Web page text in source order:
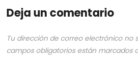
Deja un comentario
Tu dirección de correo electrónico no
campos obligatorios están marcados